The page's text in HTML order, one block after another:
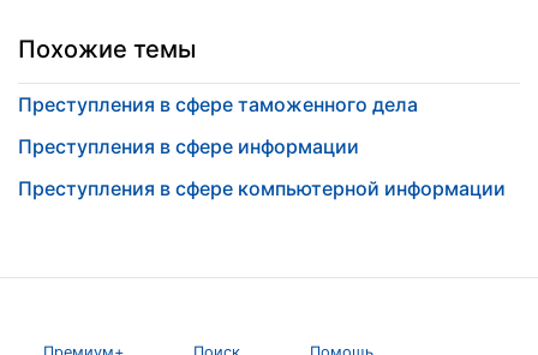
Похожие темы
Преступления в сфере таможенного дела
Преступления в сфере информации
Преступления в сфере компьютерной информации